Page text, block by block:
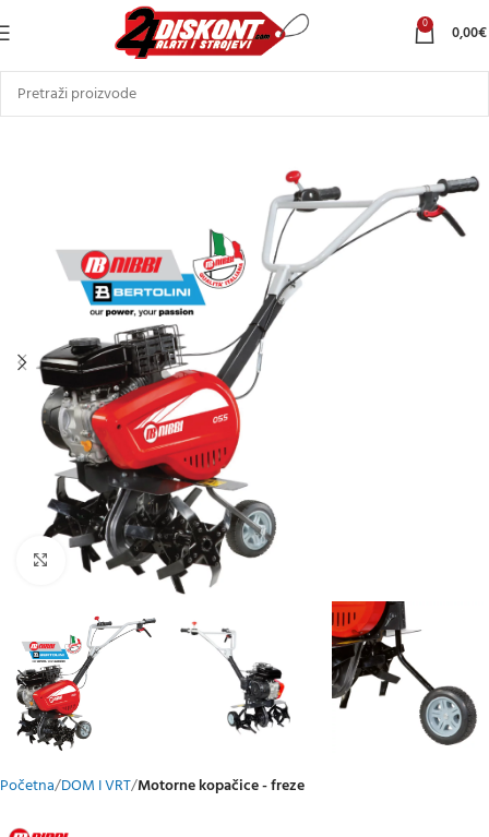
0 0,00€
Klikni za uvećani prikaz
Početna DOM I VRT Motorne kopačice - freze